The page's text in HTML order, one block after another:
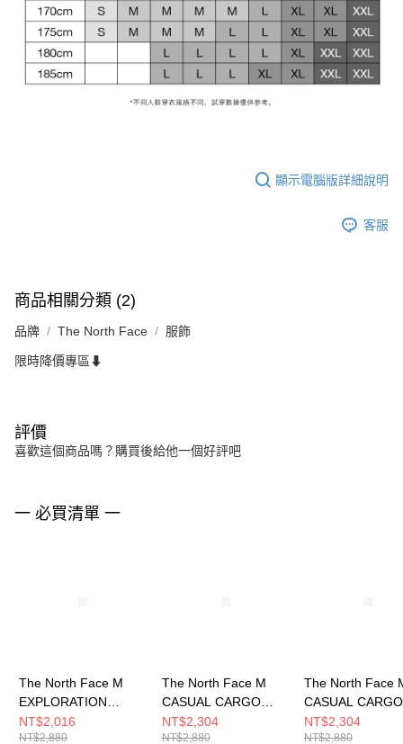
顯示電腦版詳細說明
客服
商品相關分類 (2)
品牌 The North Face 服飾
限時降價專區⬇
評價
喜歡這個商品嗎？購買後給他一個好評吧
一 必買清單 一
The North Face M
EXPLORATION
CARGO SHORT - AP
男 短褲
NT$2,016
NT$2,880
The North Face M
CASUAL CARGO
SHORT - AP 男 短褲
NF0A8G01JK3
NT$2,304
NT$2,880
The North Face
CASUAL CARGO
SHORT - AP 男
NF0A8G010UZ
NT$2,304
NT$2,880